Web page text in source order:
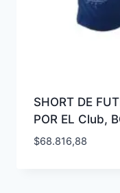
SHORT DE
POR EL Club,
$68.816,88